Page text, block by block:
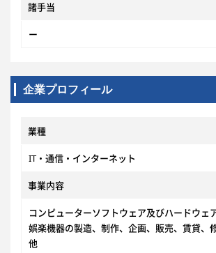
諸手当
ー
企業プロフィール
業種
IT・通信・インターネット
事業内容
コンピューターソフトウェア及びハードウェ
娯楽機器の製造、制作、企画、販売、賃貸、
他